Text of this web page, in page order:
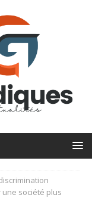
société plus